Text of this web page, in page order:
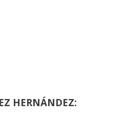
HERNÁNDEZ: